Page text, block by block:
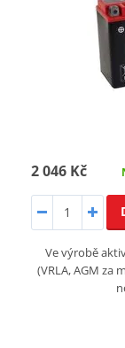
2 046 Kč
Ve výrobě
(VRLA, AGM za